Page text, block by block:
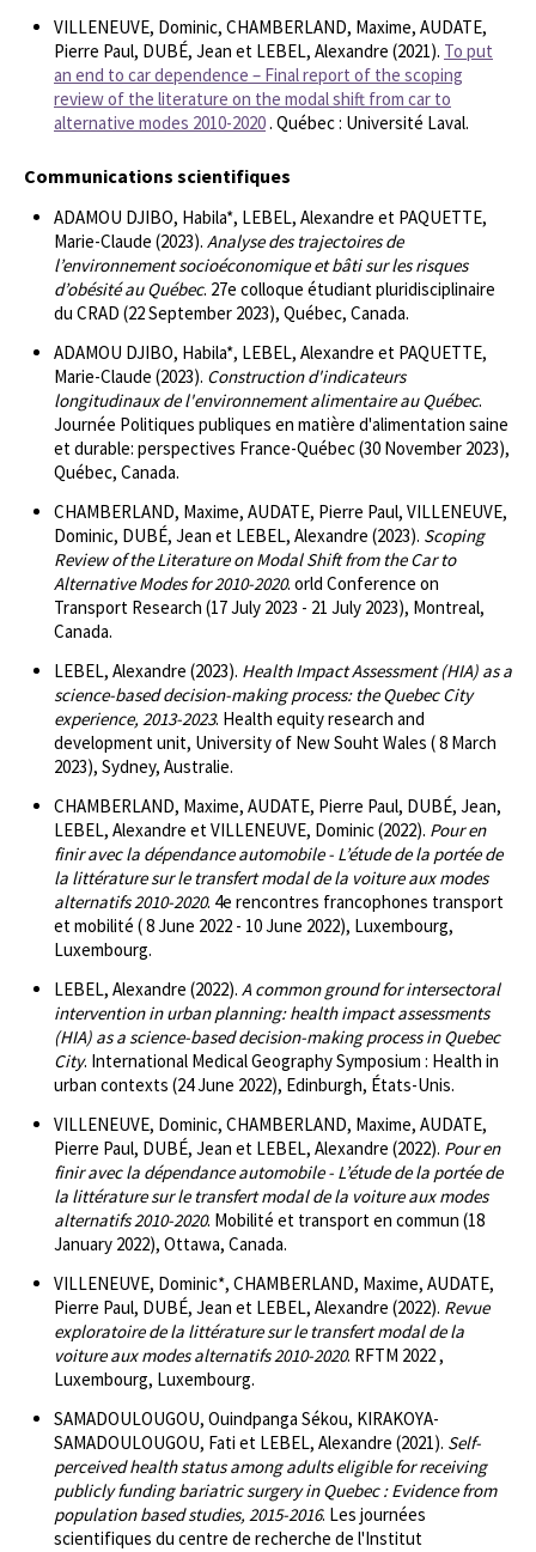
VILLENEUVE, Dominic, CHAMBERLAND, Maxime, AUDATE,
Pierre Paul, DUBÉ, Jean et LEBEL, Alexandre (2021). To put
an end to car dependence – Final report of the scoping
review of the literature on the modal shift from car to
alternative modes 2010-2020. Québec : Université Laval.
Communications scientifiques
ADAMOU DJIBO, Habila*, LEBEL, Alexandre et PAQUETTE,
Marie-Claude (2023). Analyse des trajectoires de
l’environnement socioéconomique et bâti sur les risques
d’obésité au Québec. 27e colloque étudiant pluridisciplinaire
du CRAD (22 September 2023), Québec, Canada.
ADAMOU DJIBO, Habila*, LEBEL, Alexandre et PAQUETTE,
Marie-Claude (2023). Construction d'indicateurs
longitudinaux de l'environnement alimentaire au Québec.
Journée Politiques publiques en matière d'alimentation saine
et durable: perspectives France-Québec (30 November 2023),
Québec, Canada.
CHAMBERLAND, Maxime, AUDATE, Pierre Paul, VILLENEUVE,
Dominic, DUBÉ, Jean et LEBEL, Alexandre (2023). Scoping
Review of the Literature on Modal Shift from the Car to
Alternative Modes for 2010-2020. orld Conference on
Transport Research (17 July 2023 - 21 July 2023), Montreal,
Canada.
LEBEL, Alexandre (2023). Health Impact Assessment (HIA) as a
science-based decision-making process: the Quebec City
experience, 2013-2023. Health equity research and
development unit, University of New Souht Wales ( 8 March
2023), Sydney, Australie.
CHAMBERLAND, Maxime, AUDATE, Pierre Paul, DUBÉ, Jean,
LEBEL, Alexandre et VILLENEUVE, Dominic (2022). Pour en
finir avec la dépendance automobile - L’étude de la portée de
la littérature sur le transfert modal de la voiture aux modes
alternatifs 2010-2020. 4e rencontres francophones transport
et mobilité ( 8 June 2022 - 10 June 2022), Luxembourg,
Luxembourg.
LEBEL, Alexandre (2022). A common ground for intersectoral
intervention in urban planning: health impact assessments
(HIA) as a science-based decision-making process in Quebec
City. International Medical Geography Symposium : Health in
urban contexts (24 June 2022), Edinburgh, États-Unis.
VILLENEUVE, Dominic, CHAMBERLAND, Maxime, AUDATE,
Pierre Paul, DUBÉ, Jean et LEBEL, Alexandre (2022). Pour en
finir avec la dépendance automobile - L’étude de la portée de
la littérature sur le transfert modal de la voiture aux modes
alternatifs 2010-2020. Mobilité et transport en commun (18
January 2022), Ottawa, Canada.
VILLENEUVE, Dominic*, CHAMBERLAND, Maxime, AUDATE,
Pierre Paul, DUBÉ, Jean et LEBEL, Alexandre (2022). Revue
exploratoire de la littérature sur le transfert modal de la
voiture aux modes alternatifs 2010-2020. RFTM 2022 ,
Luxembourg, Luxembourg.
SAMADOULOUGOU, Ouindpanga Sékou, KIRAKOYA-
SAMADOULOUGOU, Fati et LEBEL, Alexandre (2021). Self-
perceived health status among adults eligible for receiving
publicly funding bariatric surgery in Quebec : Evidence from
population based studies, 2015-2016. Les journées
scientifiques du centre de recherche de l'Institut